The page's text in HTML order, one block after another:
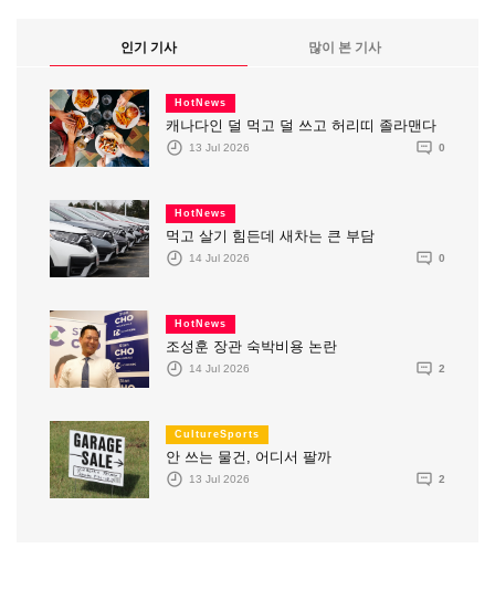
인기 기사 많이 본 기사
HotNews
캐나다인 덜 먹고 덜 쓰고 허리띠 졸라맨다
13 Jul 2026 0
HotNews
먹고 살기 힘든데 새차는 큰 부담
14 Jul 2026 0
HotNews
조성훈 장관 숙박비용 논란
14 Jul 2026 2
CultureSports
안 쓰는 물건, 어디서 팔까
13 Jul 2026 2